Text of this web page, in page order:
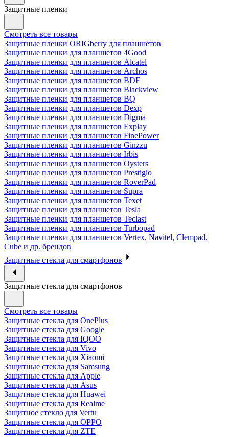
Защитные пленки
Смотреть все товары
Защитные пленки ORIGberry для планшетов
Защитные пленки для планшетов 4Good
Защитные пленки для планшетов Alcatel
Защитные пленки для планшетов Archos
Защитные пленки для планшетов BDF
Защитные пленки для планшетов Blackview
Защитные пленки для планшетов BQ
Защитные пленки для планшетов Dexp
Защитные пленки для планшетов Digma
Защитные пленки для планшетов Explay
Защитные пленки для планшетов FinePower
Защитные пленки для планшетов Ginzzu
Защитные пленки для планшетов Irbis
Защитные пленки для планшетов Oysters
Защитные пленки для планшетов Prestigio
Защитные пленки для планшетов RoverPad
Защитные пленки для планшетов Supra
Защитные пленки для планшетов Texet
Защитные пленки для планшетов Tesla
Защитные пленки для планшетов Teclast
Защитные пленки для планшетов Turbopad
Защитные пленки для планшетов Vertex, Navitel, Clempad,
Cube и др. брендов
Защитные стекла для смартфонов
Защитные стекла для смартфонов
Смотреть все товары
Защитные стекла для OnePlus
Защитные стекла для Google
Защитные стекла для IQOO
Защитные стекла для Vivo
Защитные стекла для Xiaomi
Защитные стекла для Samsung
Защитные стекла для Apple
Защитные стекла для Asus
Защитные стекла для Huawei
Защитные стекла для Realme
Защитное стекло для Vertu
Защитные стекла для OPPO
Защитные стекла для ZTE